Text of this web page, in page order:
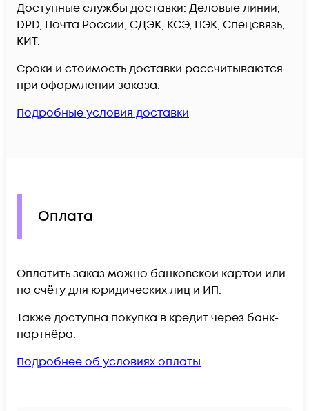
Доступные службы доставки: Деловые линии,
DPD, Почта России, СДЭК, КСЭ, ПЭК, Спецсвязь,
КИТ.
Сроки и стоимость доставки рассчитываются
при оформлении заказа.
Подробные условия доставки
Оплата
Оплатить заказ можно банковской картой или
по счёту для юридических лиц и ИП.
Также доступна покупка в кредит через банк-
партнёра.
Подробнее об условиях оплаты